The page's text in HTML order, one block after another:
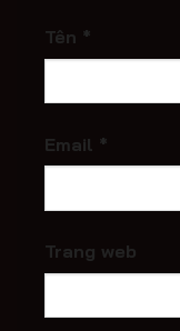
Tên *
Email *
Trang web